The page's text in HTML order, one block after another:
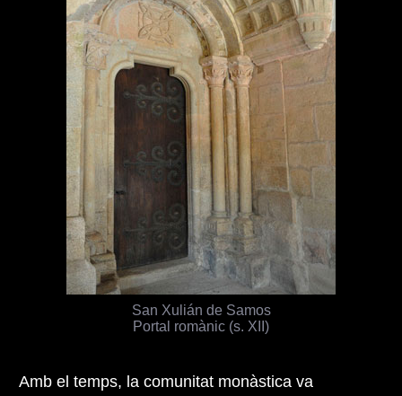
Amb el temps, la comunitat monàstica va
San Xulián de Samos
Portal romànic (s. XII)